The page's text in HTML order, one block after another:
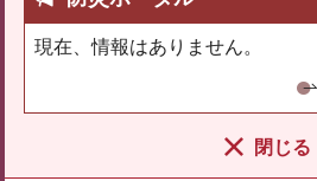
現在、情報はありません。
閉じる